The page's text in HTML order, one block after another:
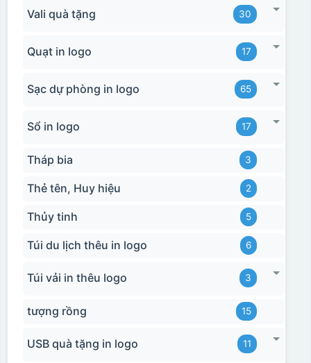
Hộp xi bình hoa
Vali quà tặng 30
Quạt in logo 17
Sạc dự phòng in logo 65
Sổ in logo 17
Tháp bia 3
Thẻ tên, Huy hiệu 2
Thủy tinh 5
Túi du lịch thêu in logo 6
Túi vải in thêu logo 3
tượng rồng 15
USB quà tặng in logo 11